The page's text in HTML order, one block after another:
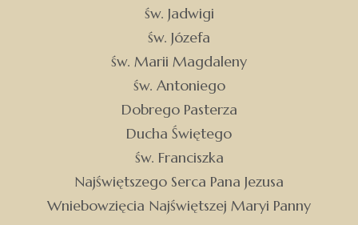
św. Jadwigi
św. Józefa
św. Marii Magdaleny
św. Antoniego
Dobrego Pasterza
Ducha Świętego
św. Franciszka
Najświętszego Serca Pana Jezusa
Wniebowzięcia Najświętszej Maryi Panny